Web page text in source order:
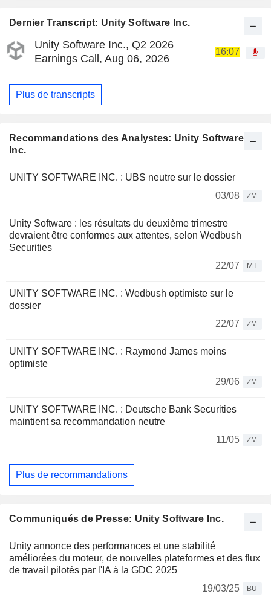
Dernier Transcript: Unity Software Inc.
Unity Software Inc., Q2 2026
Earnings Call, Aug 06, 2026
16:07
Plus de transcripts
Recommandations des Analystes: Unity Software
Inc.
UNITY SOFTWARE INC. : UBS neutre sur le dossier
03/08
ZM
Unity Software : les résultats du deuxième trimestre
devraient être conformes aux attentes, selon Wedbush
Securities
22/07
MT
UNITY SOFTWARE INC. : Wedbush optimiste sur le
dossier
22/07
ZM
UNITY SOFTWARE INC. : Raymond James moins
optimiste
29/06
ZM
UNITY SOFTWARE INC. : Deutsche Bank Securities
maintient sa recommandation neutre
11/05
ZM
Plus de recommandations
Communiqués de Presse: Unity Software Inc.
Unity annonce des performances et une stabilité
améliorées du moteur, de nouvelles plateformes et des flux
de travail pilotés par l'IA à la GDC 2025
19/03/25
BU